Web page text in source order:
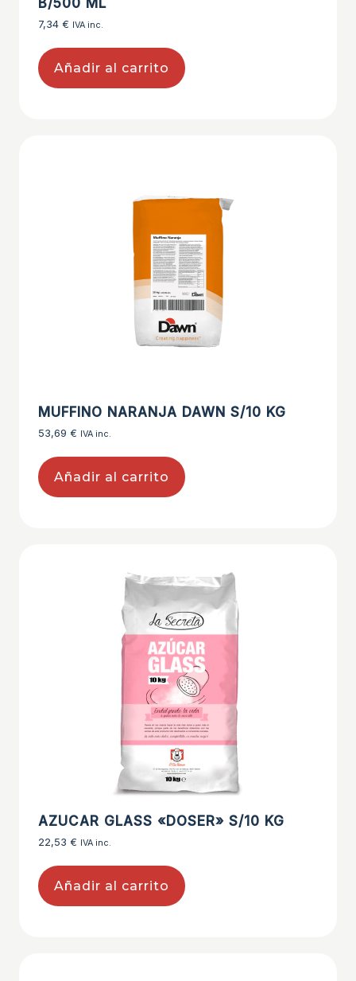
B/500 ML
7,34 € IVA inc.
Añadir al carrito
MUFFINO NARANJA DAWN S/10 KG
53,69 € IVA inc.
Añadir al carrito
AZUCAR GLASS «DOSER» S/10 KG
22,53 € IVA inc.
Añadir al carrito